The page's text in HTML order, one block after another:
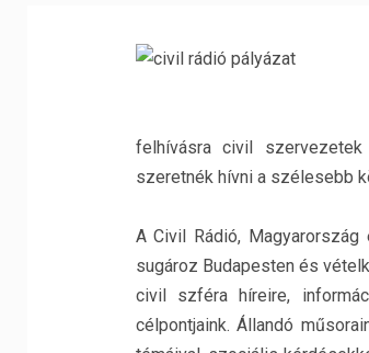
felhívásra civil
szeretnék hívni a szélesebb
A Civil Rádió,
sugároz Budapesten és
civil szféra híreire,
célpontjaink. Állandó